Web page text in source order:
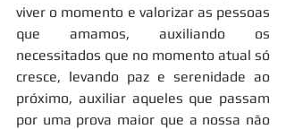
viver o momento e valorizar as pessoas
que amamos, auxiliando os
necessitados que no momento atual só
cresce, levando paz e serenidade ao
próximo, auxiliar aqueles que passam
por uma prova maior que a nossa não